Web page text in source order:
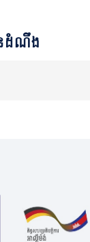
នដំណឹង